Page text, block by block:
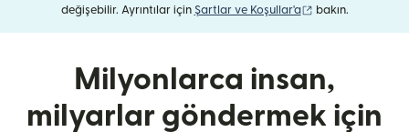
değişebilir. Ayrıntılar için Şartlar ve Koşullar'a (yeni pencerede
bakın.
Milyonlarca insan,
milyarlar göndermek için